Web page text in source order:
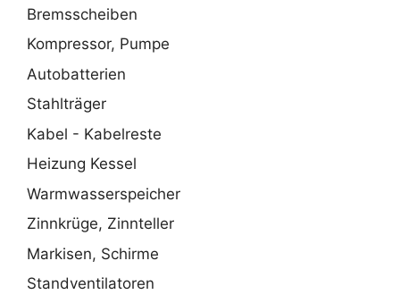
Bremsscheiben
Kompressor, Pumpe
Autobatterien
Stahlträger
Kabel - Kabelreste
Heizung Kessel
Warmwasserspeicher
Zinnkrüge, Zinnteller
Markisen, Schirme
Standventilatoren